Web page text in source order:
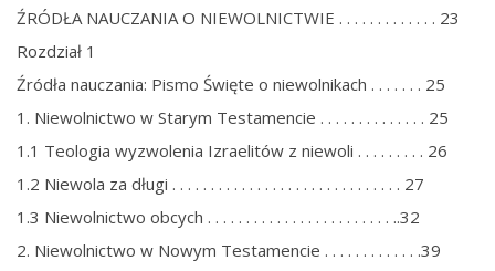
ŹRÓDŁA NAUCZANIA O NIEWOLNICTWIE . . . . . . . . . . . . . 23
Rozdział 1
Źródła nauczania: Pismo Święte o niewolnikach . . . . . . . 25
1. Niewolnictwo w Starym Testamencie . . . . . . . . . . . . . . 25
1.1 Teologia wyzwolenia Izraelitów z niewoli . . . . . . . . . 26
1.2 Niewola za długi . . . . . . . . . . . . . . . . . . . . . . . . . . . . . . 27
1.3 Niewolnictwo obcych . . . . . . . . . . . . . . . . . . . . . . . . ..32
2. Niewolnictwo w Nowym Testamencie . . . . . . . . . . . . .39